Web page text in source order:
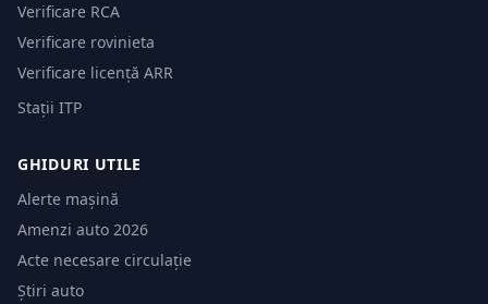
Verificare RCA
Verificare rovinieta
Verificare licență ARR
Stații ITP
GHIDURI UTILE
Alerte mașină
Amenzi auto 2026
Acte necesare circulație
Știri auto